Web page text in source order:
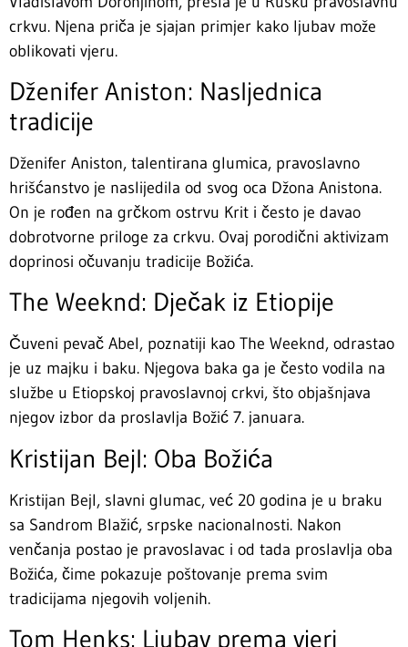
crkvu. Njena priča je sjajan primjer kako ljubav može
oblikovati vjeru.
Dženifer Aniston: Nasljednica
tradicije
Dženifer Aniston, talentirana glumica, pravoslavno
hrišćanstvo je naslijedila od svog oca Džona Anistona.
On je rođen na grčkom ostrvu Krit i često je davao
dobrotvorne priloge za crkvu. Ovaj porodični aktivizam
doprinosi očuvanju tradicije Božića.
The Weeknd: Dječak iz Etiopije
Čuveni pevač Abel, poznatiji kao The Weeknd, odrastao
je uz majku i baku. Njegova baka ga je često vodila na
službe u Etiopskoj pravoslavnoj crkvi, što objašnjava
njegov izbor da proslavlja Božić 7. januara.
Kristijan Bejl: Oba Božića
Kristijan Bejl, slavni glumac, već 20 godina je u braku
sa Sandrom Blažić, srpske nacionalnosti. Nakon
venčanja postao je pravoslavac i od tada proslavlja oba
Božića, čime pokazuje poštovanje prema svim
tradicijama njegovih voljenih.
Tom Henks: Ljubav prema vjeri